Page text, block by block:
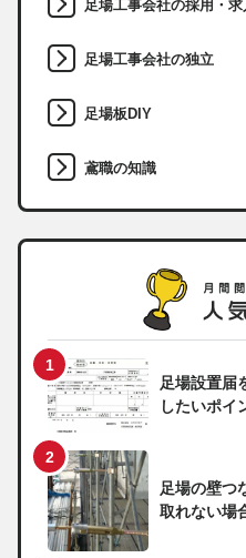
足場工事会社の採用・
足場工事会社の独立
足場板DIY
鳶職の知識
足場設置届
したいポイ
足場の壁つ
取れない場